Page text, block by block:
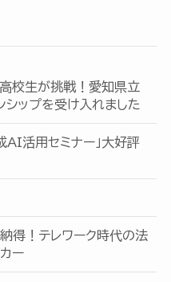
高校生が挑戦！愛知県立
ップを受け入れました
成AI活用セミナー」大好評
得！テレワーク時代の法
ー